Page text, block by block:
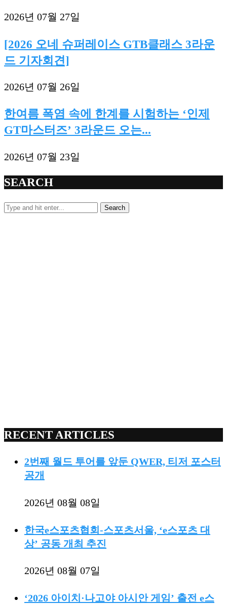
2026년 07월 27일
[2026 오네 슈퍼레이스 GTB클래스 3라운
드 기자회견]
2026년 07월 26일
한여름 폭염 속에 한계를 시험하는 ‘인제
GT마스터즈’ 3라운드 오는...
2026년 07월 23일
SEARCH
Search
RECENT ARTICLES
2번째 월드 투어를 앞둔 QWER, 티저 포스터
공개
2026년 08월 08일
한국e스포츠협회-스포츠서울, ‘e스포츠 대
상’ 공동 개최 추진
2026년 08월 07일
‘2026 아이치·나고야 아시안 게임’ 출전 e스